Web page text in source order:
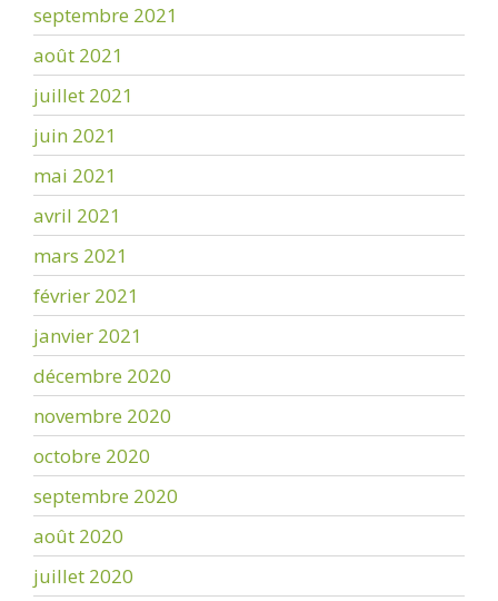
septembre 2021
août 2021
juillet 2021
juin 2021
mai 2021
avril 2021
mars 2021
février 2021
janvier 2021
décembre 2020
novembre 2020
octobre 2020
septembre 2020
août 2020
juillet 2020